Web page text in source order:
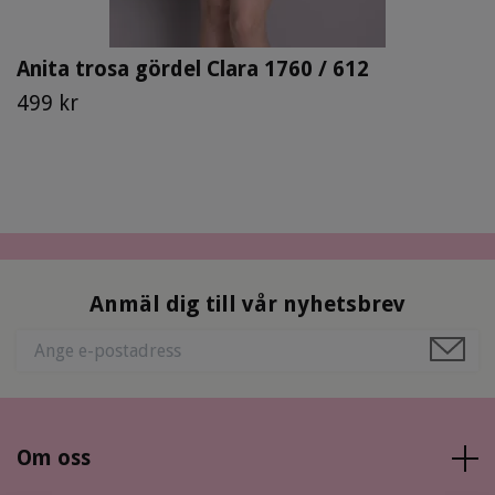
Anita trosa gördel Clara 1760 / 612
499 kr
Anmäl dig till vår nyhetsbrev
Om oss